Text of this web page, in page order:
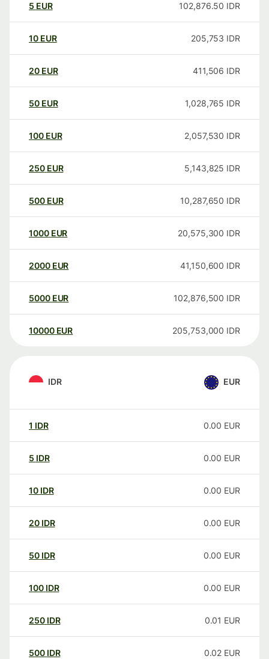
5 EUR 102,876.50 IDR
10 EUR 205,753 IDR
20 EUR 411,506 IDR
50 EUR 1,028,765 IDR
100 EUR 2,057,530 IDR
250 EUR 5,143,825 IDR
500 EUR 10,287,650 IDR
1000 EUR 20,575,300 IDR
2000 EUR 41,150,600 IDR
5000 EUR 102,876,500 IDR
10000 EUR 205,753,000 IDR
IDR EUR
1 IDR 0.00 EUR
5 IDR 0.00 EUR
10 IDR 0.00 EUR
20 IDR 0.00 EUR
50 IDR 0.00 EUR
100 IDR 0.00 EUR
250 IDR 0.01 EUR
500 IDR 0.02 EUR